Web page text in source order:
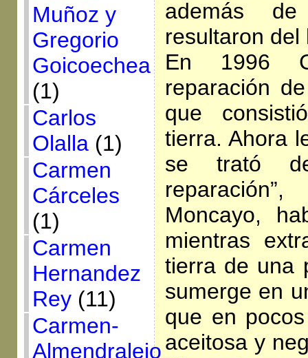
Muñoz y
Gregorio
Goicoechea
(1)
Carlos
Olalla(1)
Carmen
Cárceles
(1)
Carmen
Hernandez
Rey(11)
Carmen-
Almendralejo
además
resultaron
En 1996
reparación
que
tierra. Ahora
se trató
Moncayo,
mientras
tierra de una
sumerge en
que en
aceitosa y